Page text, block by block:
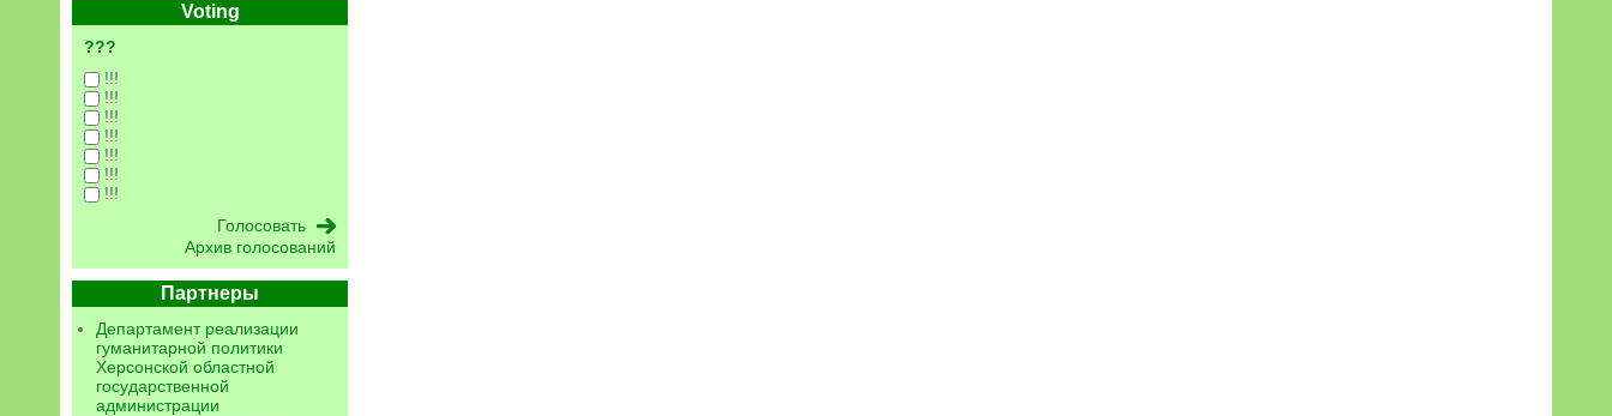
Voting
???
!!!
!!!
!!!
!!!
!!!
!!!
!!!
Архив голосований
Партнеры
Департамент реализации
гуманитарной политики
Херсонской областной
государственной
администрации